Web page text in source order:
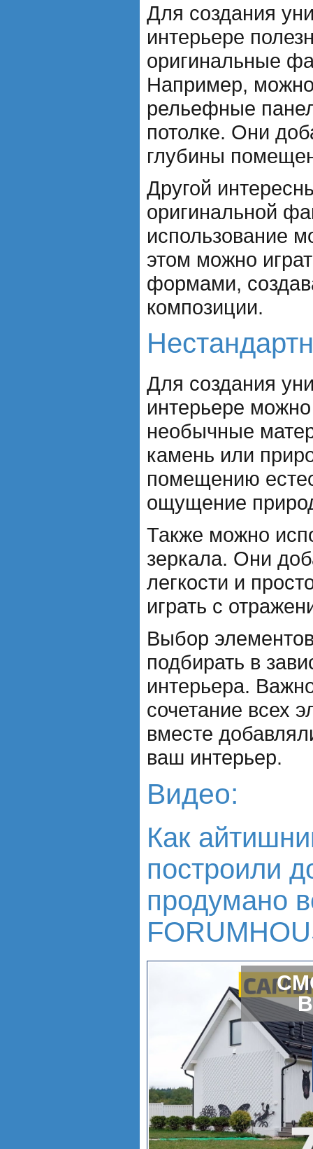
Для создания
интерьере
оригинальные
Например,
рельефные
потолке. Они
глубины
Другой
оригинальной
использование
этом можно
формами,
композиции.
Для создания
интерьере
необычные
камень или
помещению
ощущение
Также можно
зеркала. Они
легкости и
играть с
Выбор
подбирать в
интерьера.
сочетание всех
вместе
ваш интерьер.
Видео:
Как
построили
продумано